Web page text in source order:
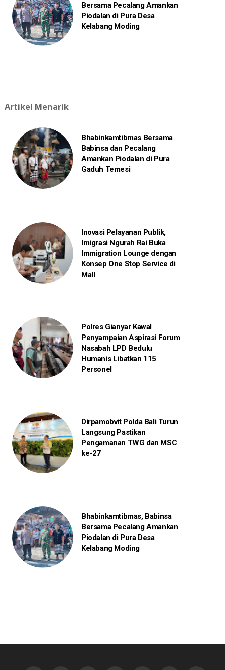
Bersama Pecalang Amankan
Piodalan di Pura Desa
Kelabang Moding
Artikel Menarik
Bhabinkamtibmas Bersama
Babinsa dan Pecalang
Amankan Piodalan di Pura
Gaduh Temesi
Inovasi Pelayanan Publik,
Imigrasi Ngurah Rai Buka
Immigration Lounge dengan
Konsep One Stop Service di
Mall
Polres Gianyar Kawal
Penyampaian Aspirasi Forum
Nasabah LPD Bedulu
Humanis Libatkan 115
Personel
Dirpamobvit Polda Bali Turun
Langsung Pastikan
Pengamanan TWG dan MSC
ke-27
Bhabinkamtibmas, Babinsa
Bersama Pecalang Amankan
Piodalan di Pura Desa
Kelabang Moding